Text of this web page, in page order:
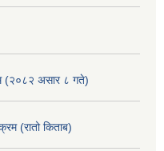
(२०८२ असार ८ गते)
(रातो किताब)